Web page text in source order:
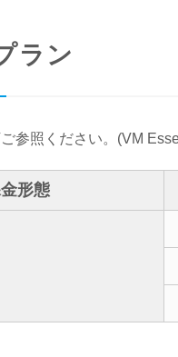
ラン
参照ください。(VM
形態